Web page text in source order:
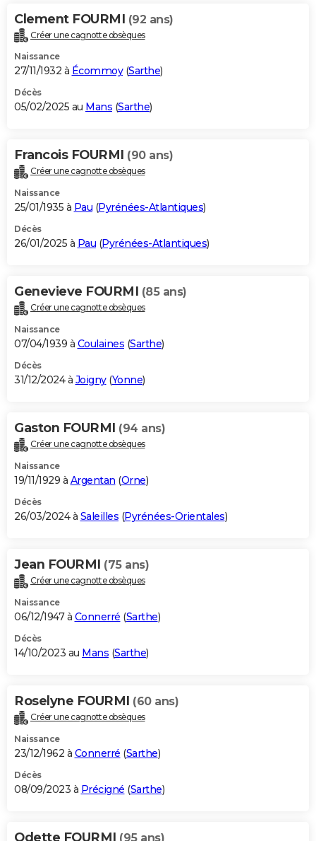
Clement FOURMI (92 ans)
Créer une cagnotte obsèques
Naissance
27/11/1932 à Écommoy(Sarthe)
Décès
05/02/2025 au Mans (Sarthe)
Francois FOURMI (90 ans)
Créer une cagnotte obsèques
Naissance
25/01/1935 à Pau (Pyrénées-Atlantiques)
Décès
26/01/2025 à Pau (Pyrénées-Atlantiques)
Genevieve FOURMI (85 ans)
Créer une cagnotte obsèques
Naissance
07/04/1939 à Coulaines (Sarthe)
Décès
31/12/2024 à Joigny(Yonne)
Gaston FOURMI (94 ans)
Créer une cagnotte obsèques
Naissance
19/11/1929 à Argentan (Orne)
Décès
26/03/2024 à Saleilles (Pyrénées-Orientales)
Jean FOURMI (75 ans)
Créer une cagnotte obsèques
Naissance
06/12/1947 à Connerré (Sarthe)
Décès
14/10/2023 au Mans (Sarthe)
Roselyne FOURMI (60 ans)
Créer une cagnotte obsèques
Naissance
23/12/1962 à Connerré (Sarthe)
Décès
08/09/2023 à Précigné (Sarthe)
Odette FOURMI (95 ans)